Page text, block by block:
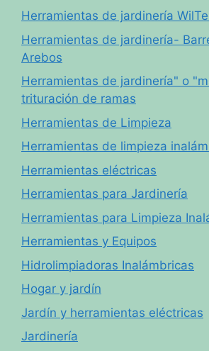
Herramientas de jardinería
Herramientas de jardinería-
Arebos
Herramientas de jardinería" o
trituración de ramas
Herramientas de Limpieza
Herramientas de limpieza
Herramientas eléctricas
Herramientas para Jardinería
Herramientas para Limpieza
Herramientas y Equipos
Hidrolimpiadoras Inalámbricas
Hogar y jardín
Jardín y herramientas eléctricas
Jardinería